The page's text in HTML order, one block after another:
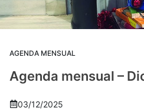
AGENDA MENSUAL
Agenda mensual –
03/12/2025